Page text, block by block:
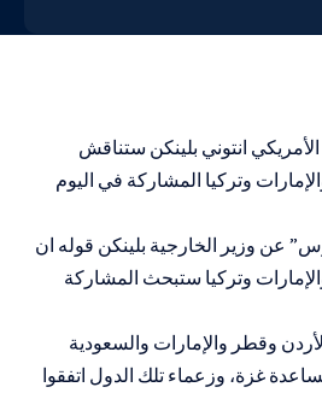
انتوني بلينكن ستناقش
وتركيا المشاركة في اليوم
عن وزير الخارجية بلينكن قوله ان
وتركيا ستبحث المشاركة
وقطر والإمارات والسعودية
غزة، وزعماء تلك الدول اتفقوا